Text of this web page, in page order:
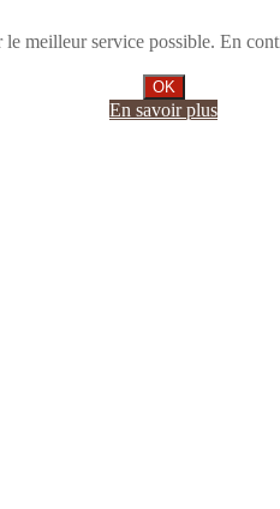
meilleur service possible. En
OK
En savoir plus